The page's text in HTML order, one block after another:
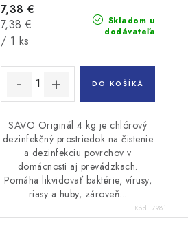
Skladom u
dodávateľa
7,38 €
Jednotková
cena:
7,38 €
/ 1 ks
DO KOŠÍKA
SAVO Originál 4 kg je chlórový
dezinfekčný prostriedok na čistenie
a dezinfekciu povrchov v
domácnosti aj prevádzkach.
Pomáha likvidovať baktérie, vírusy,
riasy a huby, zároveň...
Kód:7981